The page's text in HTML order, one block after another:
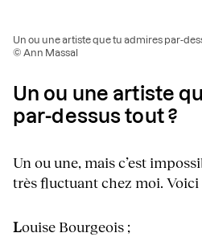
Un ou une artiste que tu admires par-
© Ann Massal
Un ou une artiste
par-dessus tout ?
Un ou une, mais c’est
très fluctuant chez moi. Voici
Louise Bourgeois ;